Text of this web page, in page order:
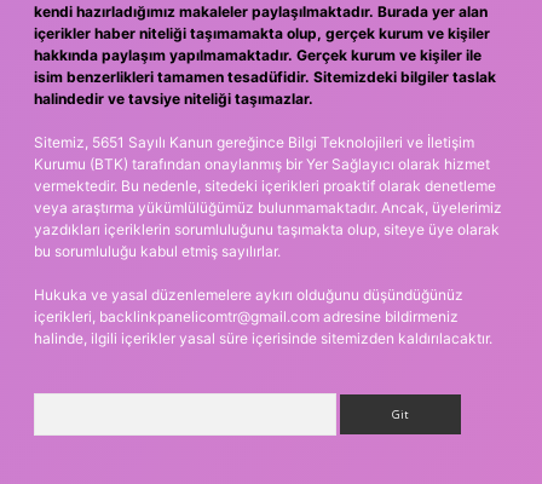
kendi hazırladığımız makaleler paylaşılmaktadır. Burada yer alan
içerikler haber niteliği taşımamakta olup, gerçek kurum ve kişiler
hakkında paylaşım yapılmamaktadır. Gerçek kurum ve kişiler ile
isim benzerlikleri tamamen tesadüfidir. Sitemizdeki bilgiler taslak
halindedir ve tavsiye niteliği taşımazlar.
Sitemiz, 5651 Sayılı Kanun gereğince Bilgi Teknolojileri ve İletişim
Kurumu (BTK) tarafından onaylanmış bir Yer Sağlayıcı olarak hizmet
vermektedir. Bu nedenle, sitedeki içerikleri proaktif olarak denetleme
veya araştırma yükümlülüğümüz bulunmamaktadır. Ancak, üyelerimiz
yazdıkları içeriklerin sorumluluğunu taşımakta olup, siteye üye olarak
bu sorumluluğu kabul etmiş sayılırlar.
Hukuka ve yasal düzenlemelere aykırı olduğunu düşündüğünüz
içerikleri, backlinkpanelicomtr@gmail.com adresine bildirmeniz
halinde, ilgili içerikler yasal süre içerisinde sitemizden kaldırılacaktır.